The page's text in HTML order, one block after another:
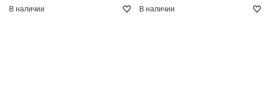
В наличии В наличии